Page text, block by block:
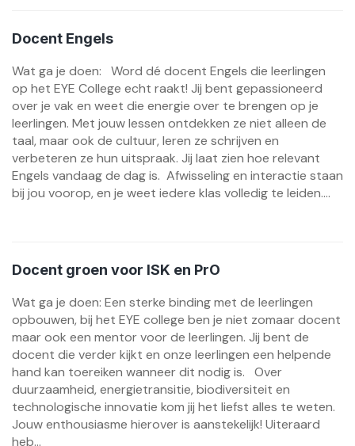
Docent Engels
Wat ga je doen: Word dé docent Engels die leerlingen
op het EYE College echt raakt! Jij bent gepassioneerd
over je vak en weet die energie over te brengen op je
leerlingen. Met jouw lessen ontdekken ze niet alleen de
taal, maar ook de cultuur, leren ze schrijven en
verbeteren ze hun uitspraak. Jij laat zien hoe relevant
Engels vandaag de dag is. Afwisseling en interactie staan
bij jou voorop, en je weet iedere klas volledig te leiden....
Docent groen voor ISK en PrO
Wat ga je doen: Een sterke binding met de leerlingen
opbouwen, bij het EYE college ben je niet zomaar docent
maar ook een mentor voor de leerlingen. Jij bent de
docent die verder kijkt en onze leerlingen een helpende
hand kan toereiken wanneer dit nodig is. Over
duurzaamheid, energietransitie, biodiversiteit en
technologische innovatie kom jij het liefst alles te weten.
Jouw enthousiasme hierover is aanstekelijk! Uiteraard
heb...